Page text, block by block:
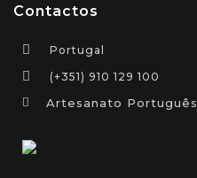
Contactos
Portugal
(+351) 910 129 100
Artesanato Português